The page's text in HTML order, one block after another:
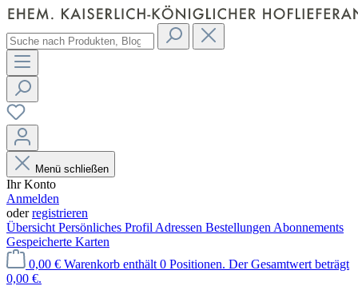
Menü schließen
Ihr Konto
Anmelden
oderregistrieren
Übersicht Persönliches Profil Adressen Bestellungen Abonnements
Gespeicherte Karten
0,00 € Warenkorb enthält 0 Positionen. Der Gesamtwert beträgt
0,00 €.